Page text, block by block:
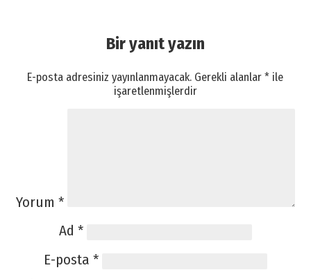
Bir yanıt yazın
E-posta adresiniz yayınlanmayacak. Gerekli alanlar* ile
işaretlenmişlerdir
Yorum *
Ad *
E-posta *